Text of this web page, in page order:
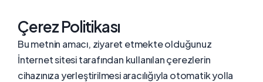
Çerez Politikası
Bu metnin amacı, ziyaret etmekte olduğunuz
İnternet sitesi tarafından kullanılan çerezlerin
cihazınıza yerleştirilmesi aracılığıyla otomatik yolla